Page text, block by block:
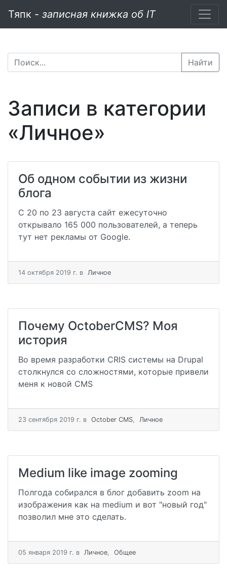
Тяпк - записная книжка об IT
Найти
Записи в категории
«Личное»
Об одном событии из жизни
блога
С 20 по 23 августа сайт ежесуточно
открывало 165 000 пользователей, а теперь
тут нет рекламы от Google.
14 октября 2019 г. в Личное
Почему OctoberCMS? Моя
история
Во время разработки CRIS системы на Drupal
столкнулся со сложностями, которые привели
меня к новой CMS
23 сентября 2019 г. в October CMS, Личное
Medium like image zooming
Полгода собирался в блог добавить zoom на
изображения как на medium и вот "новый год"
позволил мне это сделать.
05 января 2019 г. в Личное, Общее